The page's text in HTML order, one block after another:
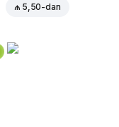
₼ 5,50-dan